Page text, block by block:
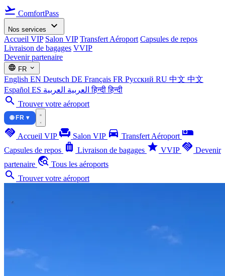
flight_takeoff ComfortPass
Nos services expand_more
Accueil VIP Salon VIP Transfert Aéroport Capsules de repos
Livraison de bagages VVIP
Devenir partenaire
language FR expand_more
English EN Deutsch DE Français FR Русский RU 中文 中文
Español ES العربية العربية हिन्दीहिन्दी
search Trouver votre aéroport
🌐 FR ▾
handshake Accueil VIP chair Salon VIP directions_car Transfert Aéroport airline_seat_individual_suite
Capsules de repos luggage Livraison de bagages star VVIP handshake Devenir
partenaire travel_explore Tous les aéroports
search Trouver votre aéroport